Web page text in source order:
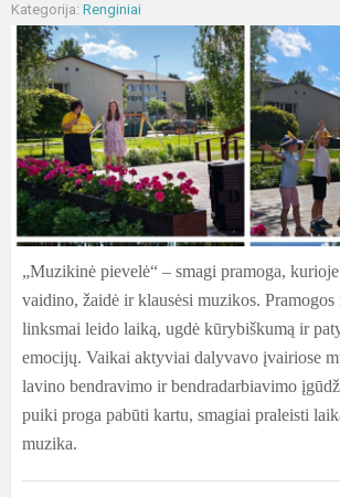
Kategorija: Renginiai
„Muzikinė pievelė“ – smagi pramoga,
vaidino, žaidė ir klausėsi muzikos.
linksmai leido laiką, ugdė kūrybiškumą ir
emocijų. Vaikai aktyviai dalyvavo įvairiose
lavino bendravimo ir bendradarbiavimo
puiki proga pabūti kartu, smagiai praleisti
muzika.